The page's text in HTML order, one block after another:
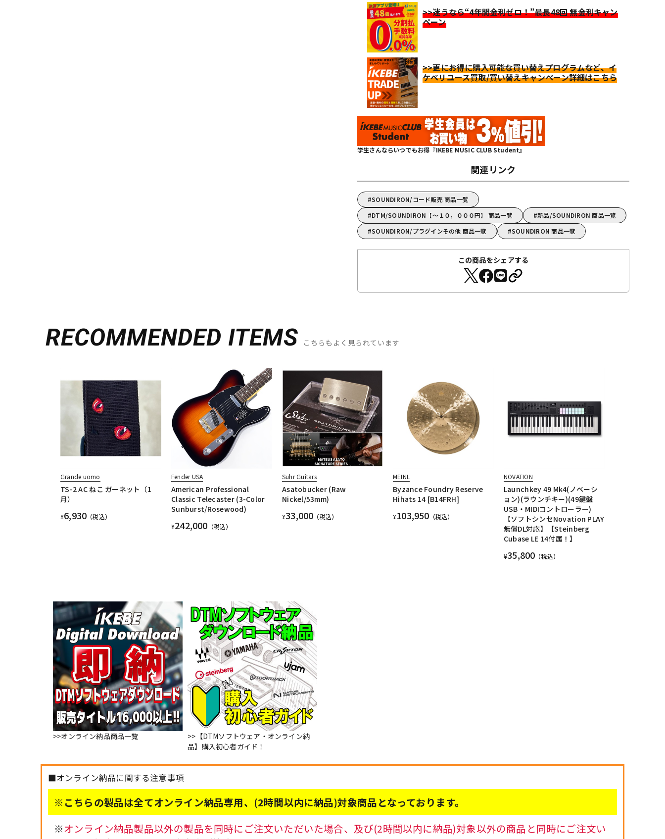
>>迷うなら“4年間金利ゼロ！”最長48回 無金利キャン
ペーン
>>更にお得に購入可能な買い替えプログラムなど、イ
ケベリユース買取/買い替えキャンペーン詳細はこちら
学生さんならいつでもお得『IKEBE MUSIC CLUB Student』
関連リンク
SOUNDIRON/コード販売 商品一覧
DTM/SOUNDIRON【～１０，０００円】 商品一覧
新品/SOUNDIRON 商品一覧
SOUNDIRON/プラグインその他 商品一覧
SOUNDIRON 商品一覧
この商品をシェアする
RECOMMENDED ITEMS こちらもよく見られています
Grande uomo
TS-2 AC ねこ ガーネット（1
月）
¥6,930 （税込）
Fender USA
American Professional
Classic Telecaster (3-Color
Sunburst/Rosewood)
¥242,000 （税込）
Suhr Guitars
Asatobucker (Raw
Nickel/53mm)
¥33,000 （税込）
MEINL
Byzance Foundry Reserve
Hihats 14 [B14FRH]
¥103,950 （税込）
NOVATION
Launchkey 49 Mk4(ノベーシ
ョン)(ラウンチキー)(49鍵盤
USB・MIDIコントローラー)
【ソフトシンセNovation PLAY
無償DL対応】【Steinberg
Cubase LE 14付属！】
¥35,800 （税込）
>>オンライン納品商品一覧
>>【DTMソフトウェア・オンライン納
品】購入初心者ガイド！
■オンライン納品に関する注意事項
※こちらの製品は全てオンライン納品専用、(2時間以内に納品)対象商品となっております。
※オンライン納品製品以外の製品を同時にご注文いただいた場合、及び(2時間以内に納品)対象以外の商品と同時にご注文い